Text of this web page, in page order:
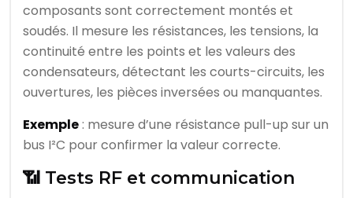
composants sont correctement montés et
soudés. Il mesure les résistances, les tensions, la
continuité entre les points et les valeurs des
condensateurs, détectant les courts-circuits, les
ouvertures, les pièces inversées ou manquantes.
Exemple: mesure d’une résistance pull-up sur un
bus I²C pour confirmer la valeur correcte.
📶 Tests RF et communication